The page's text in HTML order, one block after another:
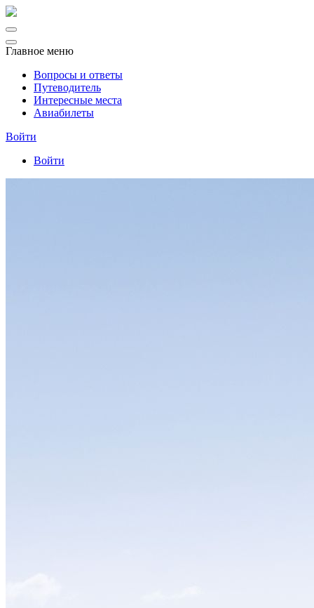
Главное меню
Вопросы и ответы
Путеводитель
Интересные места
Авиабилеты
Войти
Войти